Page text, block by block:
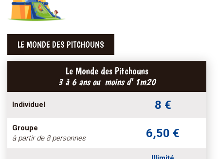
LE MONDE DES PITCHOUNS
Le Monde des Pitchouns
3 à 6 ans ou moins d' 1m20
Individuel 8 €
Groupe
à partir de 8 personnes
6,50 €